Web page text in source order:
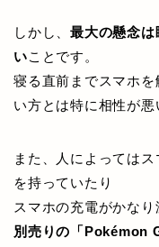
しかし、最大の懸念
いことです。
寝る直前までスマホ
い方とは特に相性が悪
また、人によっては
を持っていたり
スマホの充電がかなり
別売りの「Pokémon